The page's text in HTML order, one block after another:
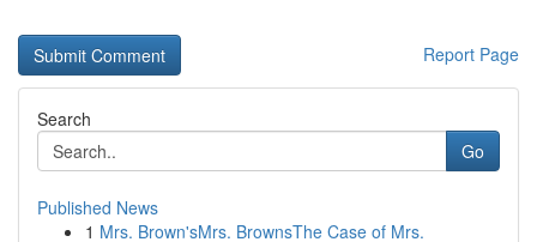
Report Page
Search
Go
Published News
1 Mrs. Brown'sMrs. BrownsThe Case of Mrs.